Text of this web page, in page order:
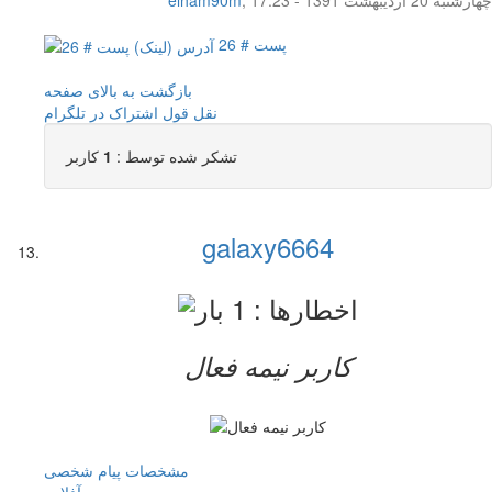
پست # 26
بازگشت به بالای صفحه
نقل قول اشتراک در تلگرام
تشکر شده توسط : 1 کاربر
galaxy6664
کاربر نيمه فعال
مشخصات پیام شخصی